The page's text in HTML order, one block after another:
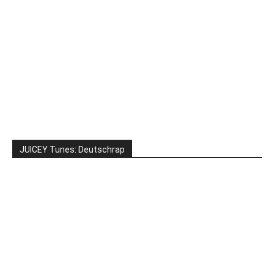
JUICEY Tunes: Deutschrap